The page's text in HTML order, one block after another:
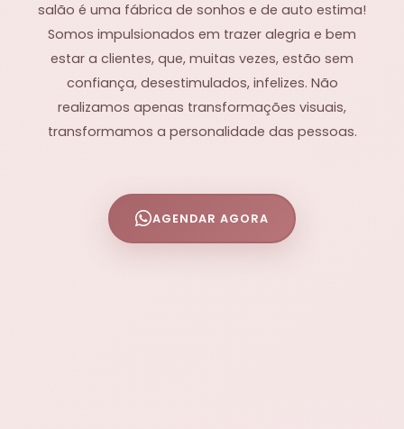
salão é uma fábrica de sonhos e de auto estima!
Somos impulsionados em trazer alegria e bem
estar a clientes, que, muitas vezes, estão sem
confiança, desestimulados, infelizes. Não
realizamos apenas transformações visuais,
transformamos a personalidade das pessoas.
AGENDAR AGORA